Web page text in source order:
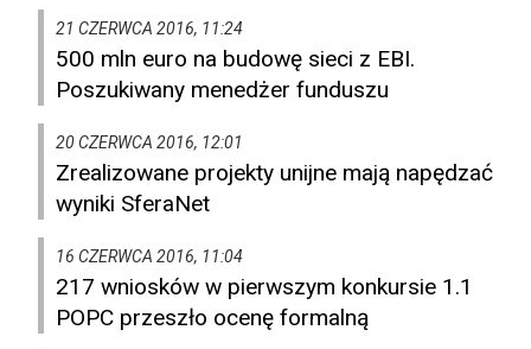
21 CZERWCA 2016, 11:24
500 mln euro na budowę sieci z EBI.
Poszukiwany menedżer funduszu
20 CZERWCA 2016, 12:01
Zrealizowane projekty unijne mają napędzać
wyniki SferaNet
16 CZERWCA 2016, 11:04
217 wniosków w pierwszym konkursie 1.1
POPC przeszło ocenę formalną